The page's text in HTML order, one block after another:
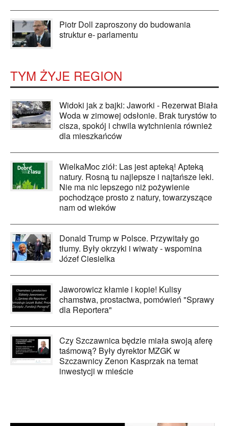
Piotr Doll zaproszony do budowania
struktur e- parlamentu
TYM ŻYJE REGION
Widoki jak z bajki: Jaworki - Rezerwat Biała
Woda w zimowej odsłonie. Brak turystów to
cisza, spokój i chwila wytchnienia również
dla mieszkańców
WielkaMoc ziół: Las jest apteką! Apteką
natury. Rosną tu najlepsze i najtańsze leki.
Nie ma nic lepszego niż pożywienie
pochodzące prosto z natury, towarzyszące
nam od wieków
Donald Trump w Polsce. Przywitały go
tłumy. Były okrzyki i wiwaty - wspomina
Józef Ciesielka
Jaworowicz kłamie i kopie! Kulisy
chamstwa, prostactwa, pomówień "Sprawy
dla Reportera"
Czy Szczawnica będzie miała swoją aferę
taśmową? Były dyrektor MZGK w
Szczawnicy Zenon Kasprzak na temat
inwestycji w mieście